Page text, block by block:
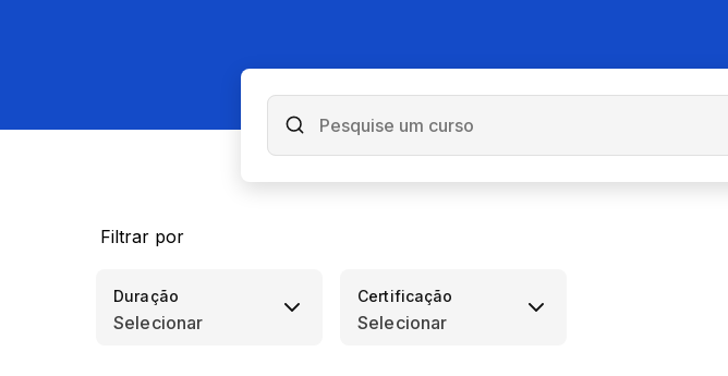
Filtrar por
Duração
Selecionar
Certificação
Selecionar